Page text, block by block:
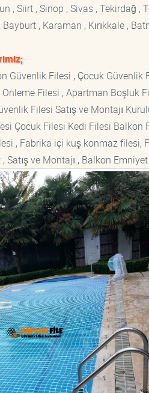
, Siirt , Sinop , Sivas , Tekirdağ
, Karaman , Kırıkkale ,
Güvenlik Filesi , Çocuk
Filesi , Apartman Boşluk
Filesi Satış ve Montajı
Çocuk Filesi Kedi Filesi Balkon
, Fabrika içi kuş konmaz
Satış ve Montajı , Balkon